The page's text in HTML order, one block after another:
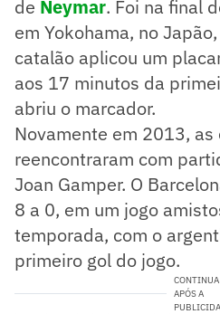
de Neymar. Foi na final
em Yokohama, no
catalão aplicou um
aos 17 minutos da
abriu o marcador.
Novamente em 2013, as
reencontraram com
Joan Gamper. O
8 a 0, em um jogo
temporada, com o
primeiro gol do jogo.
CONTINUA
APÓS A